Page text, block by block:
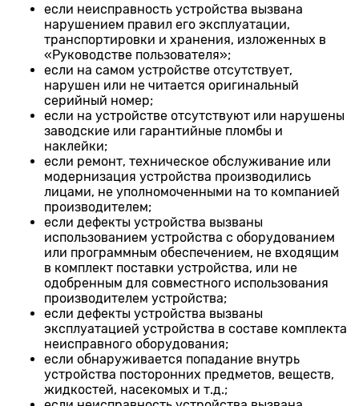
если неисправность устройства вызвана
нарушением правил его эксплуатации,
транспортировки и хранения, изложенных в
«Руководстве пользователя»;
если на самом устройстве отсутствует,
нарушен или не читается оригинальный
серийный номер;
если на устройстве отсутствуют или нарушены
заводские или гарантийные пломбы и
наклейки;
если ремонт, техническое обслуживание или
модернизация устройства производились
лицами, не уполномоченными на то компанией
производителем;
если дефекты устройства вызваны
использованием устройства с оборудованием
или программным обеспечением, не входящим
в комплект поставки устройства, или не
одобренным для совместного использования
производителем устройства;
если дефекты устройства вызваны
эксплуатацией устройства в составе комплекта
неисправного оборудования;
если обнаруживается попадание внутрь
устройства посторонних предметов, веществ,
жидкостей, насекомых и т.д.;